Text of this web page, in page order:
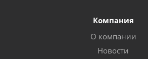
Компания
О компании
Новости